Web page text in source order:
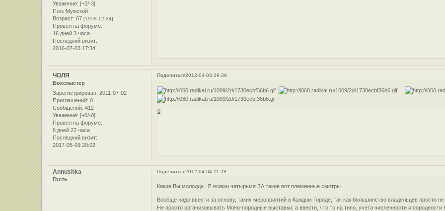
Уважение: [+2/-3]
Пол: Мужской
Возраст: 67[1958-12-24]
Провел на форуме:
16 дней 3 часа
Последний визит:
2016-07-03 17:34
Поделиться2012-04-03 09:39
ЧОЛЯ
Боксмастер
Зарегистрирован: 2011-07-02
Приглашений: 0
Сообщений: 412
Уважение: [+0/-0]
Провел на форуме:
6 дней 22 часа
Последний визит:
2017-05-09 20:02
0
Поделиться2012-04-04 11:28
Annushka
Гость
Какие Вы молодцы. Я всеми четырьмя ЗА такие вот племенные смотры.
Вообще надо ввести за основу, таких мероприятий в Каждом Городе, так как большинство владельцев просто
Не просто организовывать Моно-породные выставки, а ввести, что то на типо, учета численности и